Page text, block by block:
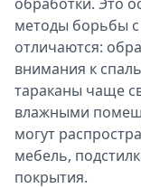
методы борьбы
отличаются:
внимания к
тараканы чаще
влажными
могут
мебель,
покрытия.